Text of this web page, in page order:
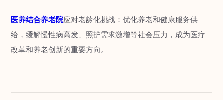
医养结合养老院‌应对老龄化挑战‌：优化养老和健康服务供
给，缓解慢性病高发、照护需求激增等社会压力，成为医疗
改革和养老创新的重要方向‌。